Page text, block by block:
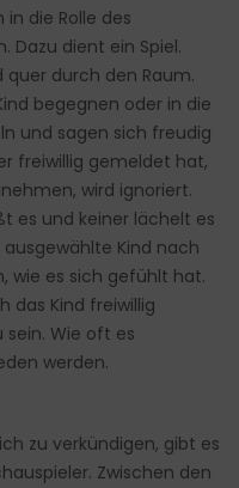
in die Rolle des
Dazu dient ein Spiel.
quer durch den Raum.
begegnen oder in die
und sagen sich freudig
freiwillig gemeldet hat,
wird ignoriert.
es und keiner lächelt es
ausgewählte Kind nach
wie es sich gefühlt hat.
das Kind freiwillig
Wie oft es
werden.
zu verkündigen, gibt es
Zwischen den